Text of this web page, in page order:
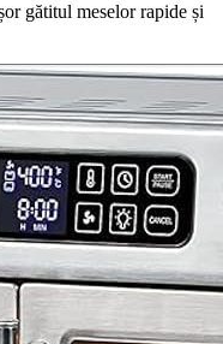
gătitul meselor rapide și